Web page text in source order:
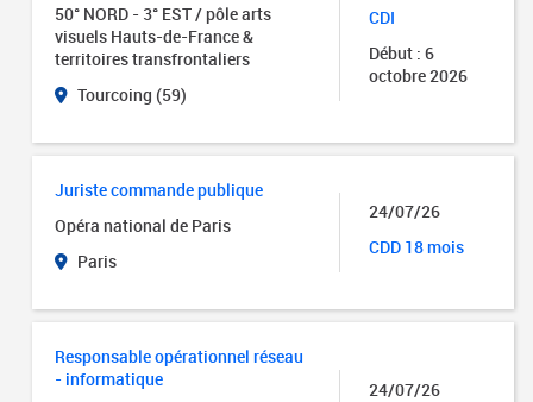
50° NORD - 3° EST / pôle arts
visuels Hauts-de-France &
territoires transfrontaliers
Tourcoing (59)
CDI
Début : 6
octobre 2026
Juriste commande publique
Opéra national de Paris
Paris
24/07/26
CDD 18 mois
Responsable opérationnel réseau
- informatique
24/07/26